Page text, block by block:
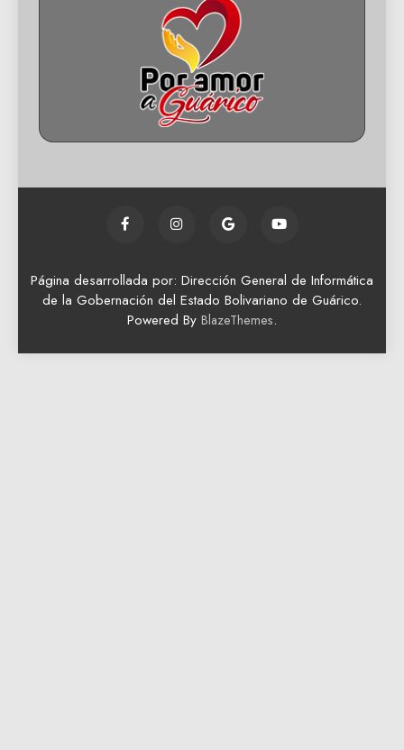
Página desarrollada por: Dirección General de Informática
de la Gobernación del Estado Bolivariano de Guárico.
Powered By BlazeThemes.